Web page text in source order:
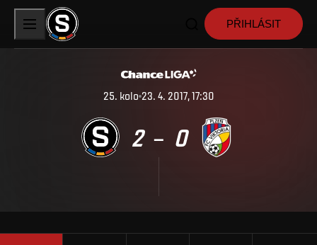
PŘIHLÁSIT
25. kolo 23. 4. 2017, 17:30
2 – 0